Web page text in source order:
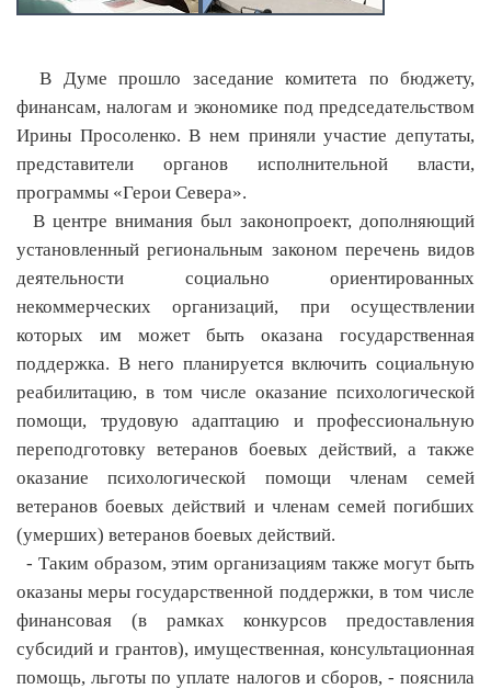
В Думе прошло заседание комитета по бюджету,
финансам, налогам и экономике под председательством
Ирины Просоленко. В нем приняли участие депутаты,
представители органов исполнительной власти,
программы «Герои Севера».
В центре внимания был законопроект, дополняющий
установленный региональным законом перечень видов
деятельности социально ориентированных
некоммерческих организаций, при осуществлении
которых им может быть оказана государственная
поддержка. В него планируется включить социальную
реабилитацию, в том числе оказание психологической
помощи, трудовую адаптацию и профессиональную
переподготовку ветеранов боевых действий, а также
оказание психологической помощи членам семей
ветеранов боевых действий и членам семей погибших
(умерших) ветеранов боевых действий.
- Таким образом, этим организациям также могут быть
оказаны меры государственной поддержки, в том числе
финансовая (в рамках конкурсов предоставления
субсидий и грантов), имущественная, консультационная
помощь, льготы по уплате налогов и сборов, - пояснила